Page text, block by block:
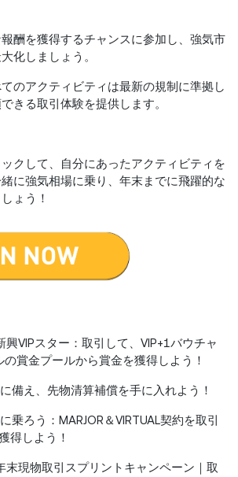
酬を獲得するチャンスに参加し、強気市
化しましょう。
のアクティビティは最新の規制に準拠し
きる取引体験を提供します。
クして、自分にあったアクティビティを
に強気相場に乗り、年末までに飛躍的な
ょう！
興VIPスター：取引して、VIP+1バウチャ
賞金プールから賞金を獲得しよう！
備え、先物清算補償を手に入れよう！
乗ろう：MARJOR＆VIRTUAL契約を取引
得しよう！
末現物取引スプリントキャンペーン｜取